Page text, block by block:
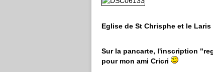
Eglise de St Chrisphe et le
Sur la pancarte, l'inscription
pour mon ami Cricri